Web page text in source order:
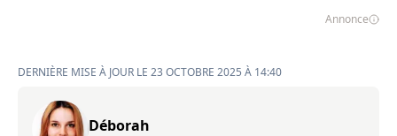
Annonce
DERNIÈRE MISE À JOUR LE 23 OCTOBRE 2025 À 14:40
Déborah